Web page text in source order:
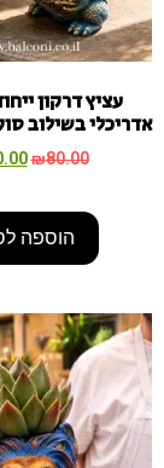
עציץ דרקון
אדריכלי בשילוב
₪80.00
הוספה